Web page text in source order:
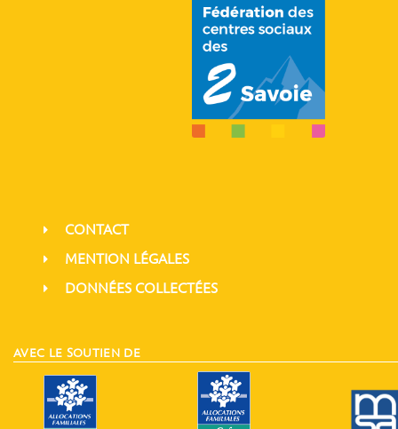
CONTACT
MENTION LÉGALES
DONNÉES COLLECTÉES
AVEC LE SOUTIEN DE